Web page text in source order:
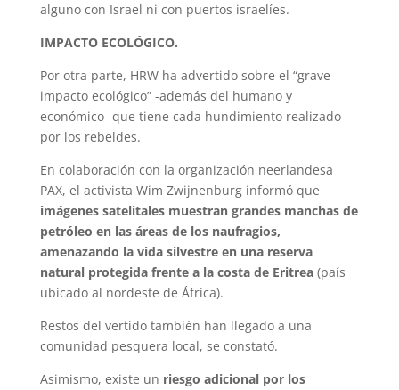
alguno con Israel ni con puertos israelíes.
IMPACTO ECOLÓGICO.
Por otra parte, HRW ha advertido sobre el “grave
impacto ecológico” -además del humano y
económico- que tiene cada hundimiento realizado
por los rebeldes.
En colaboración con la organización neerlandesa
PAX, el activista Wim Zwijnenburg informó que
imágenes satelitales muestran grandes manchas de
petróleo en las áreas de los naufragios,
amenazando la vida silvestre en una reserva
natural protegida frente a la costa de Eritrea(país
ubicado al nordeste de África).
Restos del vertido también han llegado a una
comunidad pesquera local, se constató.
Asimismo, existe un riesgo adicional por los